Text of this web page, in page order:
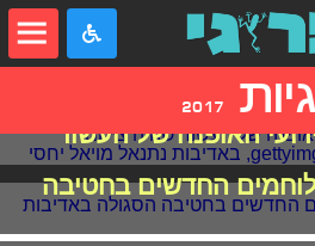
2017
האופנה של העשור
החדשים בחטיבה